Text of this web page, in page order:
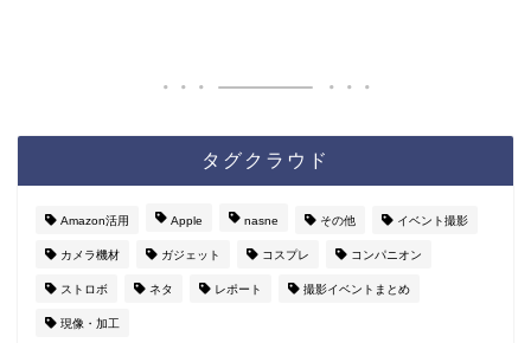
タグクラウド
Amazon活用 Apple nasne その他 イベント撮影
カメラ機材 ガジェット コスプレ コンパニオン
ストロボ ネタ レポート 撮影イベントまとめ
現像・加工